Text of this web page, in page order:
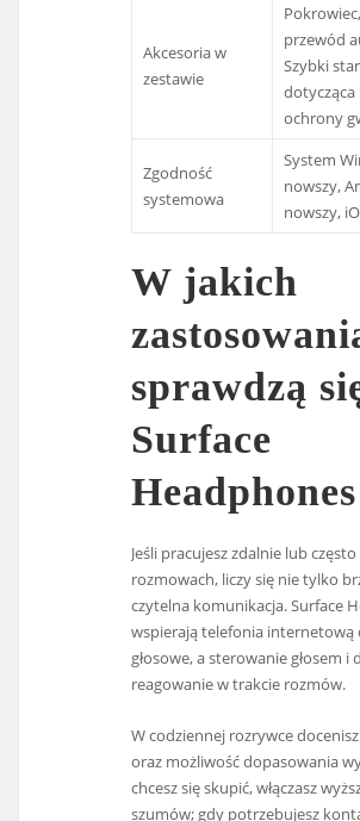
Akcesoria w
zestawie
przewód
Szybki
dotycząca
ochrony
Zgodność
systemowa
System
nowszy,
nowszy,
W jakich
sprawdzą
Surface
Jeśli pracujesz zdalnie lub
rozmowach, liczy się nie tylko
czytelna komunikacja. Surface
wspierają telefonia internetową
głosowe, a sterowanie głosem
reagowanie w trakcie rozmów.
W codziennej rozrywce
oraz możliwość dopasowania
chcesz się skupić, włączasz
szumów; gdy potrzebujesz